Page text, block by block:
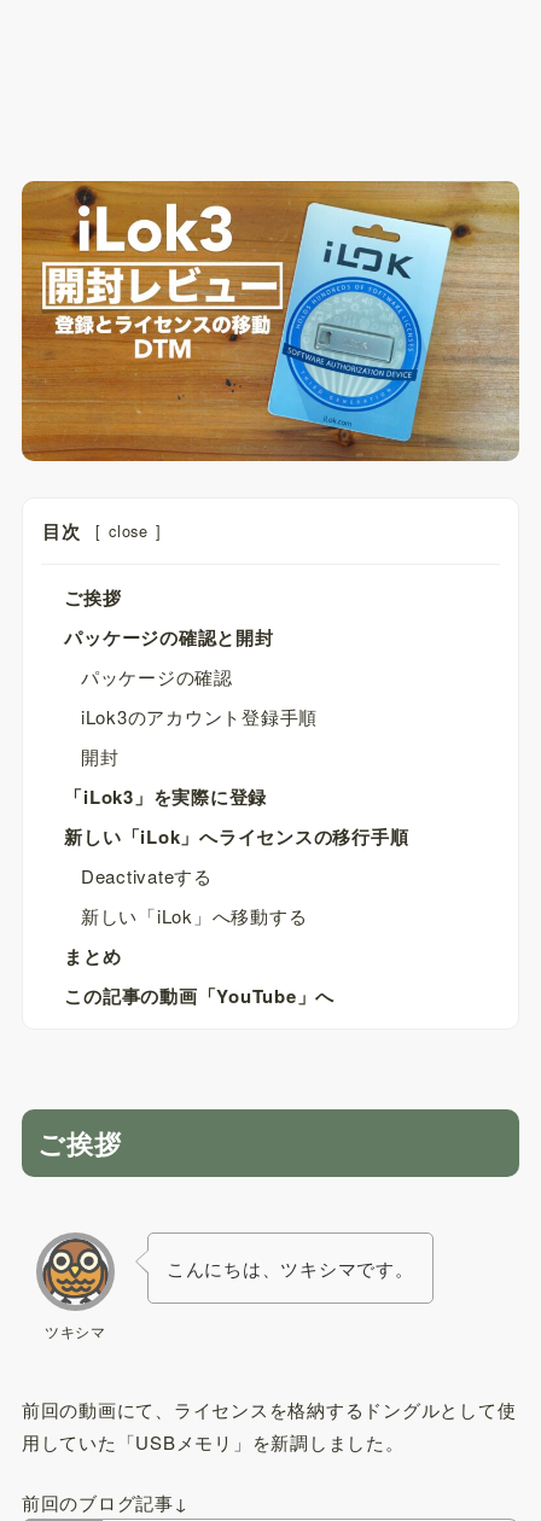
目次 [ close ]
ご挨拶
パッケージの確認と開封
パッケージの確認
iLok3のアカウント登録手順
開封
「iLok3」を実際に登録
新しい「iLok」へライセンスの移行手順
Deactivateする
新しい「iLok」へ移動する
まとめ
この記事の動画「YouTube」へ
ご挨拶
ツキシマ
こんにちは、ツキシマです。
前回の動画にて、ライセンスを格納するドングルとして使
用していた「USBメモリ」を新調しました。
前回のブログ記事↓